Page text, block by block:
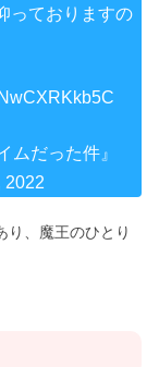
っておりますの
だった件』
2022
り、魔王のひとり